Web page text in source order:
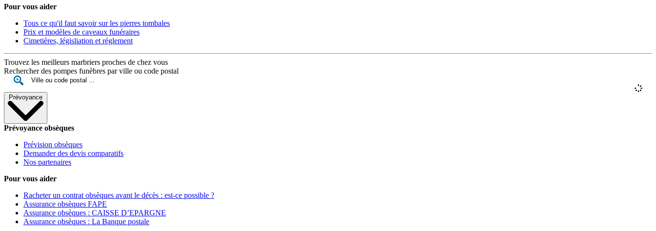
Pour vous aider
Tous ce qu'il faut savoir sur les pierres tombales
Prix et modèles de caveaux funéraires
Cimetières, législiation et réglement
Trouvez les meilleurs marbriers proches de chez vous
Rechercher des pompes funèbres par ville ou code postal
Prévoyance
Prévoyance obsèques
Prévision obsèques
Demander des devis comparatifs
Nos partenaires
Pour vous aider
Racheter un contrat obsèques avant le décès : est-ce possible ?
Assurance obsèques FAPE
Assurance obsèques : CAISSE D’EPARGNE
Assurance obsèques : La Banque postale